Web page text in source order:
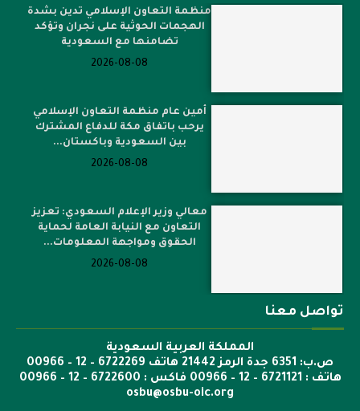
منظمة التعاون الإسلامي تدين بشدة
الهجمات الحوثية على نجران وتؤكد
تضامنها مع السعودية
2026-08-08
أمين عام منظمة التعاون الإسلامي
يرحب باتفاق مكة للدفاع المشترك
بين السعودية وباكستان...
2026-08-08
معالي وزير الإعلام السعودي: تعزيز
التعاون مع النيابة العامة لحماية
الحقوق ومواجهة المعلومات...
2026-08-08
تواصل معنا
المملكة العربية السعودية
ص.ب: 6351 جدة الرمز 21442 هاتف 6722269 – 12 – 00966
هاتف : 6721121 – 12 – 00966 فاكس : 6722600 – 12 – 00966
osbu@osbu-oic.org